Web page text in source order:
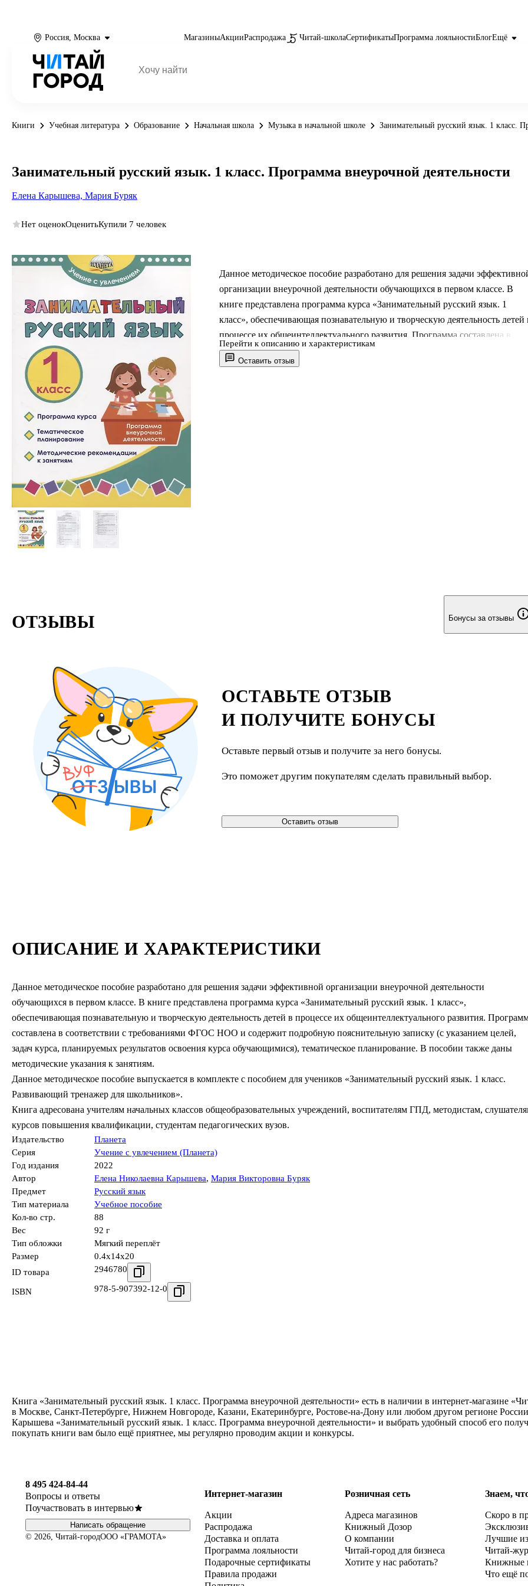
Россия, Москва МагазиныАкцииРаспродажа Читай-школаСертификатыПрограмма лояльностиБлогЕщё
Книги Учебная литература Образование Начальная школа Музыка в начальной школе Занимательный русский язык. 1 класс.
Оставить отзыв
Данное методическое пособие разработано для решения задачи
организации внеурочной деятельности обучающихся в первом классе. В
книге представлена программа курса «Занимательный русский язык. 1
класс», обеспечивающая познавательную и творческую деятельность детей
процессе их общеинтеллектуального развития. Программа составлена в
соответствии с требованиями ФГОС НОО и содержит подробную
пояснительную записку (с указанием целей, задач курса, планируемых
Перейти к описанию и характеристикам
Занимательный русский язык. 1 класс. Программа внеурочной деятельности
Елена Карышева, Мария Буряк
Нет оценокОценитьКупили 7 человек
ОПИСАНИЕ И ХАРАКТЕРИСТИКИ
Данное методическое пособие разработано для решения задачи эффективной организации внеурочной деятельности
обучающихся в первом классе. В книге представлена программа курса «Занимательный русский язык. 1 класс»,
обеспечивающая познавательную и творческую деятельность детей в процессе их общеинтеллектуального развития.
составлена в соответствии с требованиями ФГОС НОО и содержит подробную пояснительную записку (с указанием целей,
задач курса, планируемых результатов освоения курса обучающимися), тематическое планирование. В пособии также даны
методические указания к занятиям.
Данное методическое пособие выпускается в комплекте с пособием для учеников «Занимательный русский язык. 1 класс.
Развивающий тренажер для школьников».
Книга адресована учителям начальных классов общеобразовательных учреждений, воспитателям ГПД, методистам,
курсов повышения квалификации, студентам педагогических вузов.
Издательство
Планета
Серия
Учение с увлечением (Планета)
Год издания
2022
Автор
Елена Николаевна Карышева, Мария Викторовна Буряк
Предмет
Русский язык
Тип материала
Учебное пособие
Кол-во стр.
88
Вес
92 г
Тип обложки
Мягкий переплёт
Размер
0.4x14x20
ID товара
2946780
ISBN 978-5-907392-12-0
ОТЗЫВЫ Бонусы за отзывы
ОСТАВЬТЕ ОТЗЫВ
И ПОЛУЧИТЕ БОНУСЫ
Оставьте первый отзыв и получите за него бонусы.
Это поможет другим покупателям сделать правильный выбор.
Оставить отзыв
Книга «Занимательный русский язык. 1 класс. Программа внеурочной деятельности» есть в наличии в интернет-магазине
в Москве, Санкт-Петербурге, Нижнем Новгороде, Казани, Екатеринбурге, Ростове-на-Дону или любом другом регионе
Карышева «Занимательный русский язык. 1 класс. Программа внеурочной деятельности» и выбрать удобный способ его
покупать книги вам было ещё приятнее, мы регулярно проводим акции и конкурсы.
8 495 424-84-44
Вопросы и ответы
Поучаствовать в интервью
Написать обращение
© 2026, Читай-городООО «ГРАМОТА»
Интернет-магазин
Акции
Распродажа
Доставка и оплата
Программа лояльности
Подарочные сертификаты
Правила продажи
Розничная сеть
Адреса магазинов
Книжный Дозор
О компании
Читай-город для бизнеса
Хотите у нас работать?
Знаем,
Скоро в
Лучшие
Читай-
Книжные
Что ещё